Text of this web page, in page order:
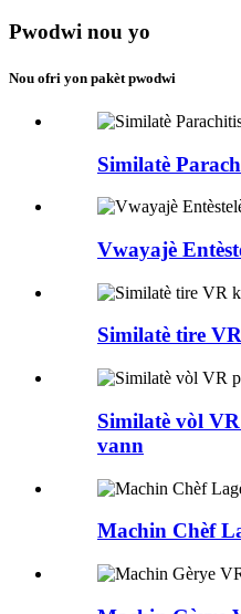
Pwodwi nou yo
Nou ofri yon pakèt pwodwi
Similatè
Vwayajè
Similatè tire
Similatè vòl
vann
Machin Chèf